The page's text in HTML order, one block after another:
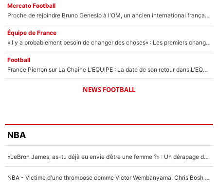
Mercato Football
Proche de rejoindre Bruno Genesio à l'OM, un ancien international français va finalement débarquer... sur RMC !
Équipe de France
«Il y a probablement besoin de changer des choses» : Les premiers changements de Zinedine Zidane en équipe de France sont révélés ?
Football
France Pierron sur La Chaîne L'EQUIPE : La date de son retour dans L'EQUIPE de Choc est connue... et c'était très attendu
NEWS FOOTBALL
NBA
«LeBron James, as-tu déjà eu envie d’être une femme ?» : Un dérapage de Donald Trump sur la superstar de la NBA refait surface
NBA - Victime d'une thrombose comme Victor Wembanyama, Chris Bosh prévient le Français des risques sur sa santé : «J’ai failli mourir sur le coup et j’ai été ramené à la vie»